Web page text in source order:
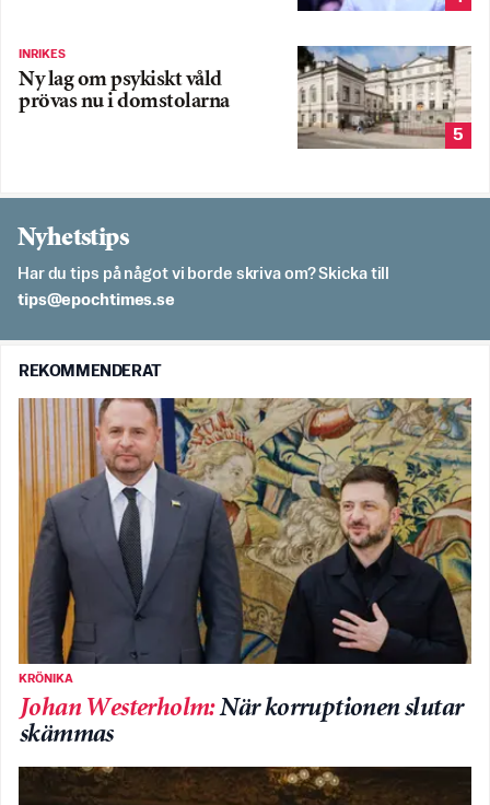
INRIKES
Ny lag om psykiskt våld
prövas nu i domstolarna
5
Nyhetstips
Har du tips på något vi borde skriva om? Skicka till
es.semithcope@spit
REKOMMENDERAT
KRÖNIKA
Johan Westerholm:När korruptionen slutar
skämmas